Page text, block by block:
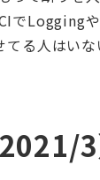
でLogging
る人はい
3